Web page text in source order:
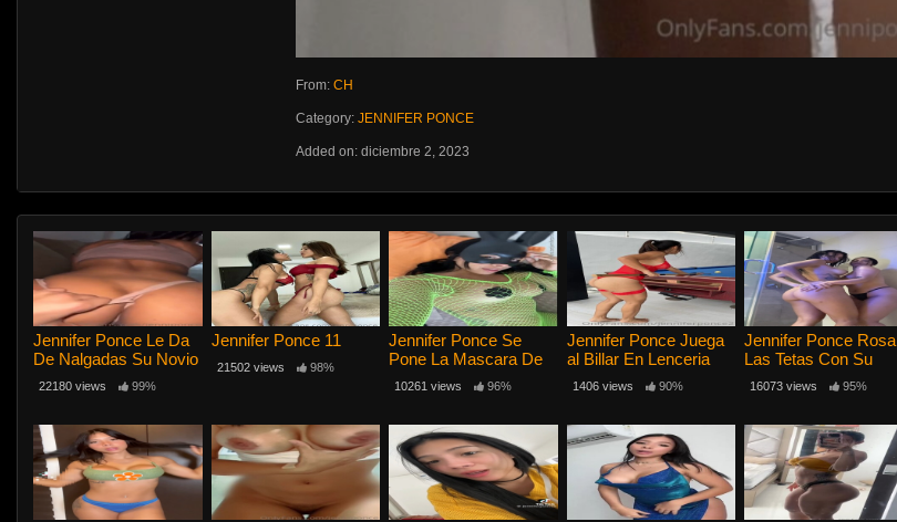
From: CH
Category: JENNIFER PONCE
Added on: diciembre 2, 2023
Jennifer Ponce Le Da
De Nalgadas Su Novio
22180 views 99%
Jennifer Ponce 11
21502 views 98%
Jennifer Ponce Se
Pone La Mascara De
La Coneja Mala
10261 views 96%
Jennifer Ponce Juega
al Billar En Lenceria
Roja
1406 views 90%
Jennifer Ponce Rosa
Las Tetas Con Su
Novia
16073 views 95%